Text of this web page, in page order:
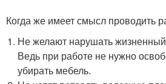
Когда же имеет смысл проводить
Не желают нарушать
Ведь при работе не нужно
убирать мебель.